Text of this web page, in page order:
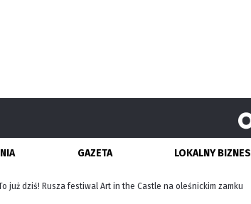
GAZETA LOKALNY BIZNES
już dziś! Rusza festiwal Art in the Castle na oleśnickim zamku